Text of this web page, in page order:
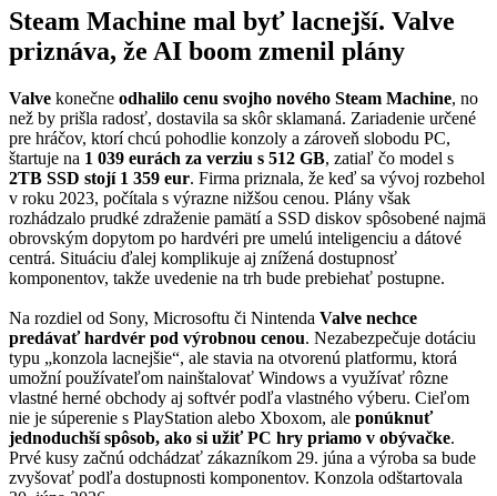
Steam Machine mal byť lacnejší. Valve
priznáva, že AI boom zmenil plány
Valve konečne odhalilo cenu svojho nového Steam Machine, no
než by prišla radosť, dostavila sa skôr sklamaná. Zariadenie určené
pre hráčov, ktorí chcú pohodlie konzoly a zároveň slobodu PC,
štartuje na 1 039 eurách za verziu s 512 GB, zatiaľ čo model s
2TB SSD stojí 1 359 eur. Firma priznala, že keď sa vývoj rozbehol
v roku 2023, počítala s výrazne nižšou cenou. Plány však
rozhádzalo prudké zdraženie pamätí a SSD diskov spôsobené najmä
obrovským dopytom po hardvéri pre umelú inteligenciu a dátové
centrá. Situáciu ďalej komplikuje aj znížená dostupnosť
komponentov, takže uvedenie na trh bude prebiehať postupne.
Na rozdiel od Sony, Microsoftu či Nintenda Valve nechce
predávať hardvér pod výrobnou cenou. Nezabezpečuje dotáciu
typu „konzola lacnejšie“, ale stavia na otvorenú platformu, ktorá
umožní používateľom nainštalovať Windows a využívať rôzne
vlastné herné obchody aj softvér podľa vlastného výberu. Cieľom
nie je súperenie s PlayStation alebo Xboxom, ale ponúknuť
jednoduchší spôsob, ako si užiť PC hry priamo v obývačke.
Prvé kusy začnú odchádzať zákazníkom 29. júna a výroba sa bude
zvyšovať podľa dostupnosti komponentov. Konzola odštartovala